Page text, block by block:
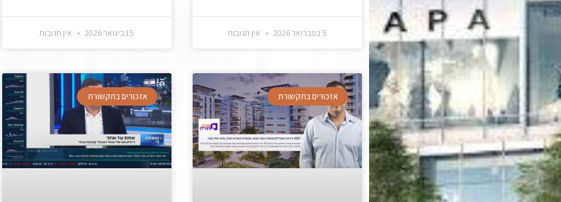
5 בפברואר 2026 אין תגובות 15 בינואר 2026 אין תגובות
אזכורים בתקשורת אזכורים בתקשורת